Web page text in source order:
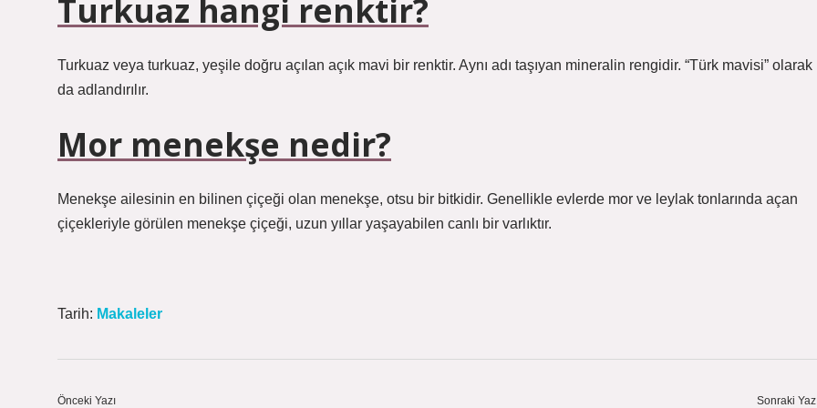
Turkuaz hangi renktir?
Turkuaz veya turkuaz, yeşile doğru açılan açık mavi bir renktir. Aynı adı taşıyan mineralin rengidir. “Türk mavisi” olarak
da adlandırılır.
Mor menekşe nedir?
Menekşe ailesinin en bilinen çiçeği olan menekşe, otsu bir bitkidir. Genellikle evlerde mor ve leylak tonlarında açan
çiçekleriyle görülen menekşe çiçeği, uzun yıllar yaşayabilen canlı bir varlıktır.
Tarih: Makaleler
Önceki Yazı Sonraki